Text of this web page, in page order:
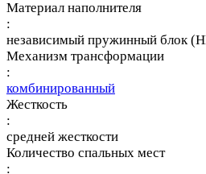
Материал наполнителя
:
независимый пружинный блок
Механизм трансформации
:
комбинированный
Жесткость
:
средней жесткости
Количество спальных мест
: